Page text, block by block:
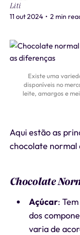
Liti
11 out 2024 • 2 min
Existe uma
disponíveis no
leite, amargos e
Aqui estão as
chocolate normal
Chocolate
Açúcar:
dos
varia de